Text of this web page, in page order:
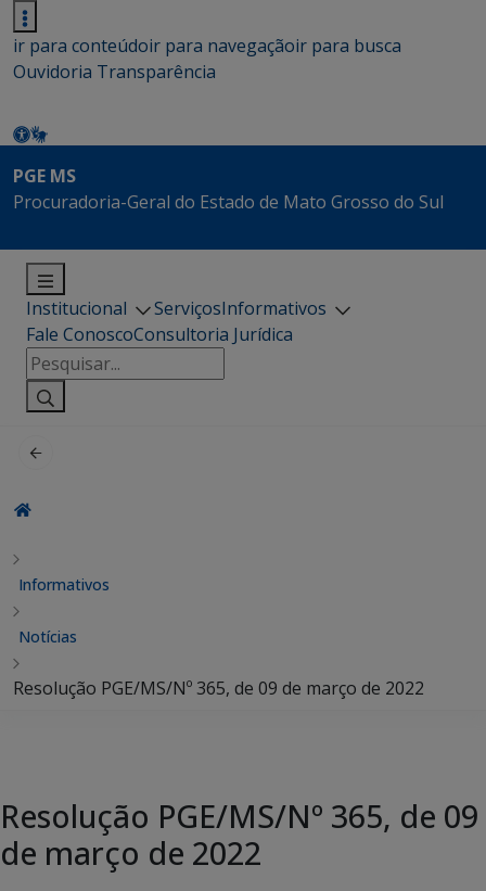
ir para conteúdoir para navegaçãoir para busca
Ouvidoria Transparência
PGE MS
Procuradoria-Geral do Estado de Mato Grosso do Sul
Institucional ServiçosInformativos
Fale ConoscoConsultoria Jurídica
Pesquisar
por:
Informativos
Notícias
Resolução PGE/MS/Nº 365, de 09 de março de 2022
Resolução PGE/MS/Nº 365, de 09
de março de 2022